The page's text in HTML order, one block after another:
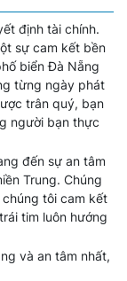
định tài chính.
sự cam kết bền
biển Đà Nẵng
từng ngày phát
trân quý, bạn
người bạn thực
đến sự an tâm
Trung. Chúng
tôi cam kết
tim luôn hướng
và an tâm nhất,